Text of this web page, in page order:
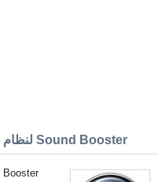
Sound Booster لنظام التشغيل Windows 7 32/64 bit